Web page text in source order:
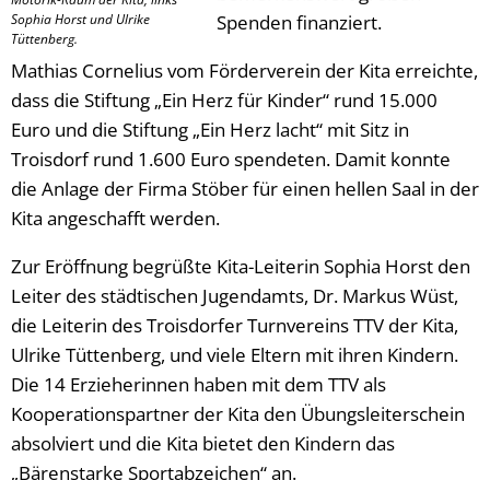
Sophia Horst und Ulrike
Tüttenberg.
Spenden finanziert.
Mathias Cornelius vom Förderverein der Kita erreichte,
dass die Stiftung „Ein Herz für Kinder“ rund 15.000
Euro und die Stiftung „Ein Herz lacht“ mit Sitz in
Troisdorf rund 1.600 Euro spendeten. Damit konnte
die Anlage der Firma Stöber für einen hellen Saal in der
Kita angeschafft werden.
Zur Eröffnung begrüßte Kita-Leiterin Sophia Horst den
Leiter des städtischen Jugendamts, Dr. Markus Wüst,
die Leiterin des Troisdorfer Turnvereins TTV der Kita,
Ulrike Tüttenberg, und viele Eltern mit ihren Kindern.
Die 14 Erzieherinnen haben mit dem TTV als
Kooperationspartner der Kita den Übungsleiterschein
absolviert und die Kita bietet den Kindern das
„Bärenstarke Sportabzeichen“ an.